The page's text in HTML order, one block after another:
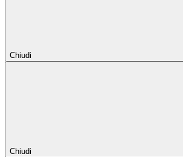
Chiudi
Chiudi